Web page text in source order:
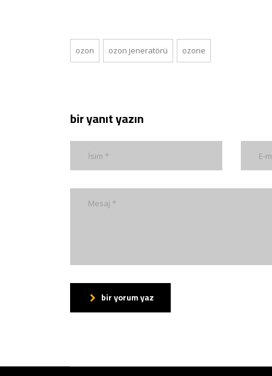
ozon ozon jeneratörü ozone
bir yanıt yazın
bir yorum yaz